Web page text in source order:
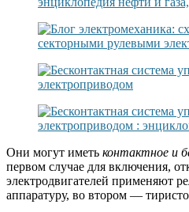
Они могут иметь контактное и
первом случае для включения,
электродвигателей применяют
аппаратуру, во втором —